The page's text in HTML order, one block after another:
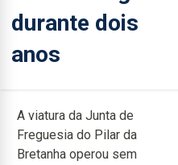
durante dois
anos
A viatura da Junta de
Freguesia do Pilar da
Bretanha operou sem